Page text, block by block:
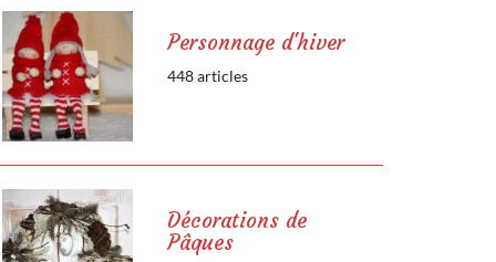
Personnage d'hiver
448 articles
Décorations de
Pâques